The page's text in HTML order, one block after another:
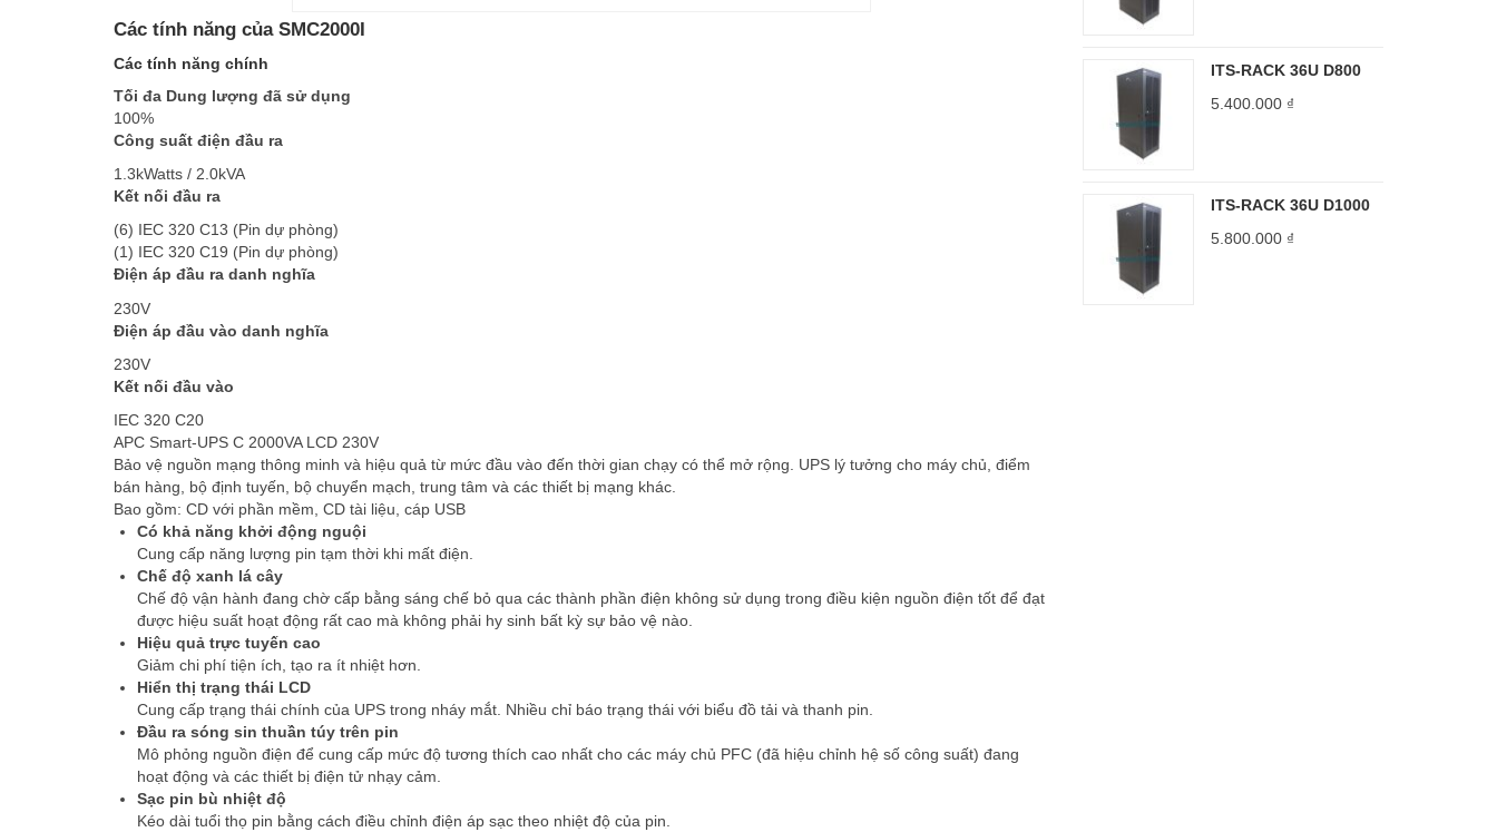
Các tính năng của SMC2000I
Các tính năng chính
Tối đa Dung lượng đã sử dụng
100%
Công suất điện đầu ra
1.3kWatts / 2.0kVA
Kết nối đầu ra
(6) IEC 320 C13 (Pin dự phòng)
(1) IEC 320 C19 (Pin dự phòng)
Điện áp đầu ra danh nghĩa
230V
Điện áp đầu vào danh nghĩa
230V
Kết nối đầu vào
IEC 320 C20
APC Smart-UPS C 2000VA LCD 230V
Bảo vệ nguồn mạng thông minh và hiệu quả từ mức đầu vào đến thời gian chạy có thể mở rộng. UPS lý tưởng cho máy chủ, điểm
bán hàng, bộ định tuyến, bộ chuyển mạch, trung tâm và các thiết bị mạng khác.
Bao gồm: CD với phần mềm, CD tài liệu, cáp USB
Có khả năng khởi động nguội
Cung cấp năng lượng pin tạm thời khi mất điện.
Chế độ xanh lá cây
Chế độ vận hành đang chờ cấp bằng sáng chế bỏ qua các thành phần điện không sử dụng trong điều kiện nguồn điện tốt để đạt
được hiệu suất hoạt động rất cao mà không phải hy sinh bất kỳ sự bảo vệ nào.
Hiệu quả trực tuyến cao
Giảm chi phí tiện ích, tạo ra ít nhiệt hơn.
Hiển thị trạng thái LCD
Cung cấp trạng thái chính của UPS trong nháy mắt. Nhiều chỉ báo trạng thái với biểu đồ tải và thanh pin.
Đầu ra sóng sin thuần túy trên pin
Mô phỏng nguồn điện để cung cấp mức độ tương thích cao nhất cho các máy chủ PFC (đã hiệu chỉnh hệ số công suất) đang
hoạt động và các thiết bị điện tử nhạy cảm.
Sạc pin bù nhiệt độ
Kéo dài tuổi thọ pin bằng cách điều chỉnh điện áp sạc theo nhiệt độ của pin.
ITS-RACK 36U D800
5.400.000 ₫
ITS-RACK 36U D1000
5.800.000 ₫